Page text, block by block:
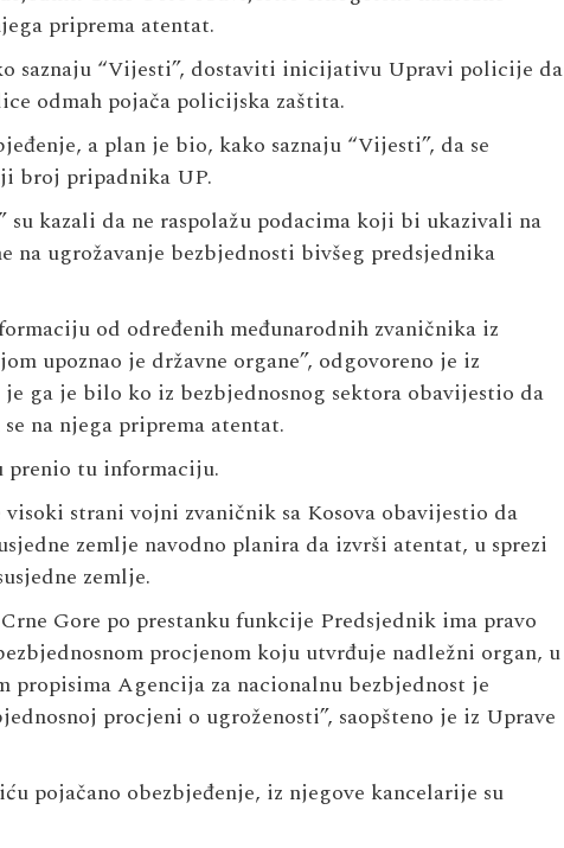
priprema atentat.
saznaju “Vijesti”, dostaviti inicijativu Upravi policije da
odmah pojača policijska zaštita.
a plan je bio, kako saznaju “Vijesti”, da se
broj pripadnika UP.
kazali da ne raspolažu podacima koji bi ukazivali na
ugrožavanje bezbjednosti bivšeg predsjednika
od određenih međunarodnih zvaničnika iz
upoznao je državne organe”, odgovoreno je iz
ga je bilo ko iz bezbjednosnog sektora obavijestio da
na njega priprema atentat.
tu informaciju.
strani vojni zvaničnik sa Kosova obavijestio da
zemlje navodno planira da izvrši atentat, u sprezi
zemlje.
Gore po prestanku funkcije Predsjednik ima pravo
procjenom koju utvrđuje nadležni organ, u
propisima Agencija za nacionalnu bezbjednost je
procjeni o ugroženosti”, saopšteno je iz Uprave
pojačano obezbjeđenje, iz njegove kancelarije su